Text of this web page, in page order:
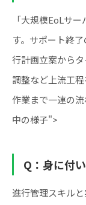
「大規模EoLサ
す。サポート終
行計画立案から
調整など上流工
作業まで一連の
中の様子">
Q：身に付
進行管理スキル